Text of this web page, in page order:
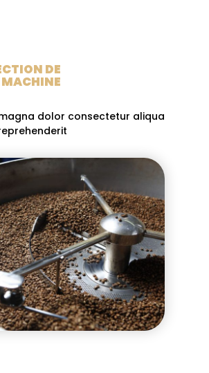
DE
MACHINE
dolor consectetur aliqua